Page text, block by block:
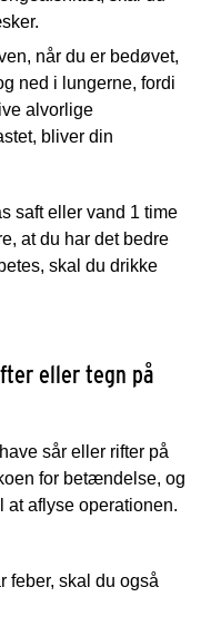
når du er bedøvet,
ned i lungerne, fordi
alvorlige
bliver din
saft eller vand 1 time
at du har det bedre
skal du drikke
eller tegn på
sår eller rifter på
for betændelse, og
aflyse operationen.
feber, skal du også